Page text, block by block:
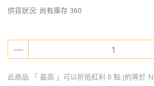
供貨狀況: 尚有庫存 360
此商品 「 最高 」可以折抵紅利 0 點 (約等於